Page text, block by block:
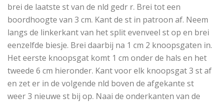
brei de laatste st van de nld gedr r. Brei tot een
boordhoogte van 3 cm. Kant de st in patroon af. Neem
langs de linkerkant van het split evenveel st op en brei
eenzelfde biesje. Brei daarbij na 1 cm 2 knoopsgaten in.
Het eerste knoopsgat komt 1 cm onder de hals en het
tweede 6 cm hieronder. Kant voor elk knoopsgat 3 st af
en zet er in de volgende nld boven de afgekante st
weer 3 nieuwe st bij op. Naai de onderkanten van de